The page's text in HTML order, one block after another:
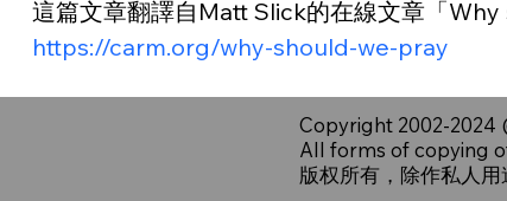
這篇文章翻譯自Matt Slick的在線文章「Why
https://carm.org/why-should-we-pray
Copyright 2002-2024
All forms of copying
版权所有，除作私人用